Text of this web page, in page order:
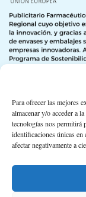
Para ofrecer las mejores
almacenar y/o acceder a
tecnologías nos permitirá
identificaciones únicas
afectar negativamente a